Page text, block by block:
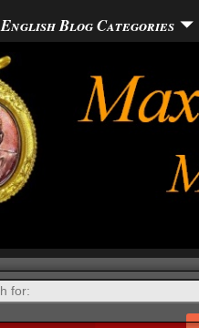
English Blog Categories